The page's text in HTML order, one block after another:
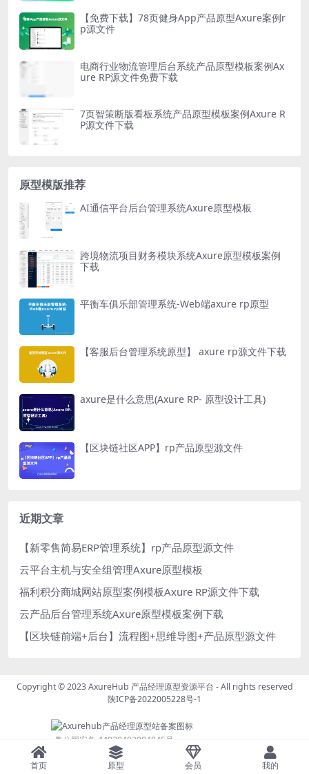
【免费下载】78页健身App产品原型Axure案例r
p源文件
电商行业物流管理后台系统产品原型模板案例Ax
ure RP源文件免费下载
7页智策断版看板系统产品原型模板案例Axure R
P源文件下载
原型模版推荐
AI通信平台后台管理系统Axure原型模板
跨境物流项目财务模块系统Axure原型模板案例
下载
平衡车俱乐部管理系统-Web端axure rp原型
【客服后台管理系统原型】 axure rp源文件下载
axure是什么意思(Axure RP- 原型设计工具)
【区块链社区APP】rp产品原型源文件
近期文章
【新零售简易ERP管理系统】rp产品原型源文件
云平台主机与安全组管理Axure原型模板
福利积分商城网站原型案例模板Axure RP源文件下载
云产品后台管理系统Axure原型模板案例下载
【区块链前端+后台】流程图+思维导图+产品原型源文件
Copyright © 2023AxureHub 产品经理原型资源平台 - All rights reserved
陕ICP备2022005228号-1
粤公网安备 44030402004845号
首页 原型 会员 我的